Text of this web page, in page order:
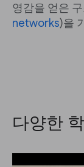
영감을 얻은
networks)을
다양한